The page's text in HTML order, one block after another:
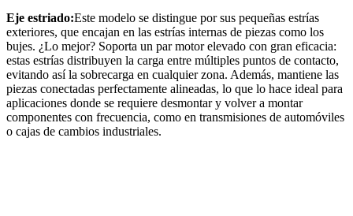
Eje estriado:Este modelo se distingue por sus pequeñas estrías
exteriores, que encajan en las estrías internas de piezas como los
bujes. ¿Lo mejor? Soporta un par motor elevado con gran eficacia:
estas estrías distribuyen la carga entre múltiples puntos de contacto,
evitando así la sobrecarga en cualquier zona. Además, mantiene las
piezas conectadas perfectamente alineadas, lo que lo hace ideal para
aplicaciones donde se requiere desmontar y volver a montar
componentes con frecuencia, como en transmisiones de automóviles
o cajas de cambios industriales.